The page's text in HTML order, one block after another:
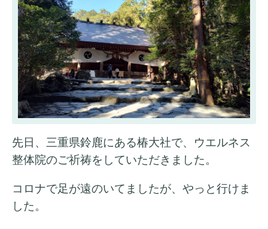
先日、三重県鈴鹿にある椿大社で、ウエルネス
整体院のご祈祷をしていただきました。
コロナで足が遠のいてましたが、やっと行けま
した。